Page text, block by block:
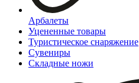
Арбалеты
Уцененные товары
Туристическое снаряжение
Сувениры
Складные ножи